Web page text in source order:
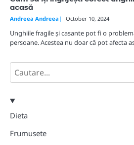
acasă
Andreea Andreea October 10, 2024
Unghiile fragile și casante pot fi o
persoane. Acestea nu doar că pot afecta
Search
Dieta
Frumusete